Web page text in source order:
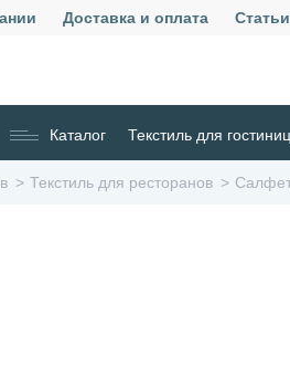
Доставка и оплата Статьи
Каталог Текстиль для гостиниц
Текстиль для ресторанов